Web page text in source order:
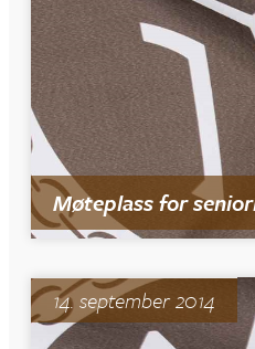
Møteplass for
14. september 2014